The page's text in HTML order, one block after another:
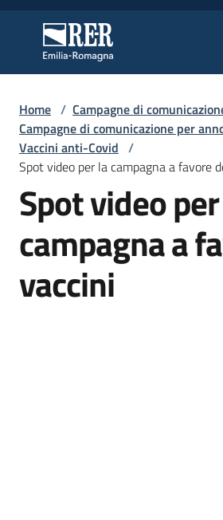
Regione Emilia-Romagna
Regione Emilia-Romagna
Regione
Novità
Servizi
Leggi
Home / Campagne di
Campagne di comunicazione per
Vaccini anti-Covid /
Spot video per la campagna a favore
Spot video
campagna a
vaccini